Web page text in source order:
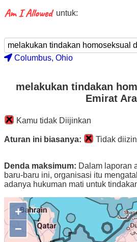
untuk:
Columbus, Ohio
melakukan tindakan
Emirat
Kamu tidak Diijinkan
Aturan ini biasanya: Tidak
Denda maksimum: Dalam laporan
baru-baru ini, organisasi itu
adanya hukuman mati untuk
+
−